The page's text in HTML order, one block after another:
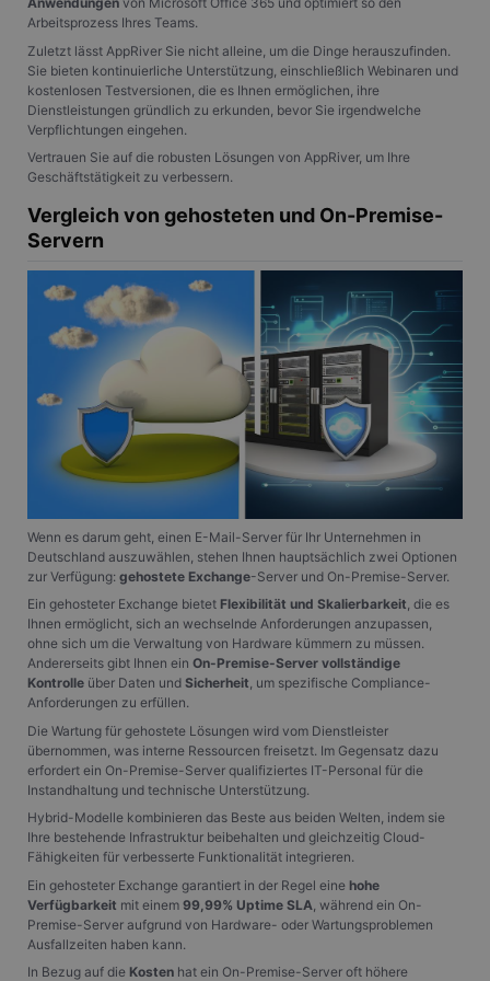
Arbeitsprozess Ihres Teams.
Zuletzt lässt AppRiver Sie nicht alleine, um die Dinge herauszufinden.
Sie bieten kontinuierliche Unterstützung, einschließlich Webinaren und
kostenlosen Testversionen, die es Ihnen ermöglichen, ihre
Dienstleistungen gründlich zu erkunden, bevor Sie irgendwelche
Verpflichtungen eingehen.
Vertrauen Sie auf die robusten Lösungen von AppRiver, um Ihre
Geschäftstätigkeit zu verbessern.
Vergleich von gehosteten und On-Premise-
Servern
Wenn es darum geht, einen E-Mail-Server für Ihr Unternehmen in
Deutschland auszuwählen, stehen Ihnen hauptsächlich zwei Optionen
zur Verfügung: gehostete Exchange-Server und On-Premise-Server.
Ein gehosteter Exchange bietet Flexibilität und Skalierbarkeit, die es
Ihnen ermöglicht, sich an wechselnde Anforderungen anzupassen,
ohne sich um die Verwaltung von Hardware kümmern zu müssen.
Andererseits gibt Ihnen ein On-Premise-Server vollständige
Kontrolleüber Daten und Sicherheit, um spezifische Compliance-
Anforderungen zu erfüllen.
Die Wartung für gehostete Lösungen wird vom Dienstleister
übernommen, was interne Ressourcen freisetzt. Im Gegensatz dazu
erfordert ein On-Premise-Server qualifiziertes IT-Personal für die
Instandhaltung und technische Unterstützung.
Hybrid-Modelle kombinieren das Beste aus beiden Welten, indem sie
Ihre bestehende Infrastruktur beibehalten und gleichzeitig Cloud-
Fähigkeiten für verbesserte Funktionalität integrieren.
Ein gehosteter Exchange garantiert in der Regel eine hohe
Verfügbarkeit mit einem 99,99% Uptime SLA , während ein On-
Premise-Server aufgrund von Hardware- oder Wartungsproblemen
Ausfallzeiten haben kann.
In Bezug auf die Kostenhat ein On-Premise-Server oft höhere
wesentliche Kernfunktionen der Website wie die
Benutzeranmeldung und die Kontoverwaltung.
Ohne die unbedingt erforderlichen Cookies kann die
Website nicht ordnungsgemäß verwendet werden.
Name
Domäne
Ablaufdatum
www.gangl.de
wird, die
die zum
sich um
und
die Site
gutes
die
Benutzer
Seiten.
www.gangl.de
Cookie-
für
Name
Anbieter
/
Domäne
Ablaufdatum
_ga
Google
LLC
1 Jahr 1
Monat
Dieser Cookie-
verknüpft. Dies ist
eine wichtige
Aktualisierung des
verwendeten
Name
Anbieter/
Domäne
Ablaufdatum Beschreibung
MUID
Microsoft
.bing.com
1 Jahr
eindeutige
Benutzerkennung
verwendet. Es kann
Microsoft-Skripte
Name
Anbieter/
Domäne
Ablaufdatum Beschreibung
_tt_enable_cookie .gangl.de
_ttp
.tiktok.com
1 Jahr
_rdt_uuid
.gangl.de
3 Monate
_ttp
.gangl.de
1 Jahr
_clsk
Microsoft
.gangl.de
1 Tag
_clck .gangl.de 1 Jahr